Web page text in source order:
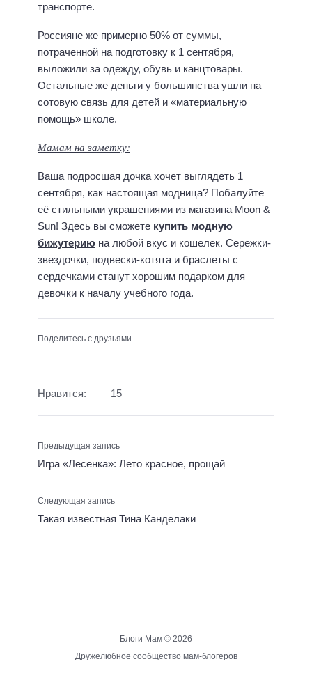
транспорте.
Россияне же примерно 50% от суммы,
потраченной на подготовку к 1 сентября,
выложили за одежду, обувь и канцтовары.
Остальные же деньги у большинства ушли на
сотовую связь для детей и «материальную
помощь» школе.
Мамам на заметку:
Ваша подросшая дочка хочет выглядеть 1
сентября, как настоящая модница? Побалуйте
её стильными украшениями из магазина Moon &
Sun! Здесь вы сможете купить модную
бижутерию на любой вкус и кошелек. Сережки-
звездочки, подвески-котята и браслеты с
сердечками станут хорошим подарком для
девочки к началу учебного года.
Поделитесь с друзьями
Нравится: 15
Предыдущая запись
Игра «Лесенка»: Лето красное, прощай
Следующая запись
Такая известная Тина Канделаки
Блоги Мам © 2026
Дружелюбное сообщество мам-блогеров